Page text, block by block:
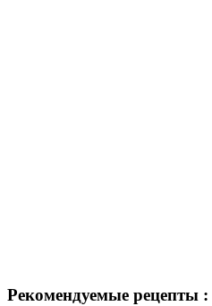
Рекомендуемые рецепты :